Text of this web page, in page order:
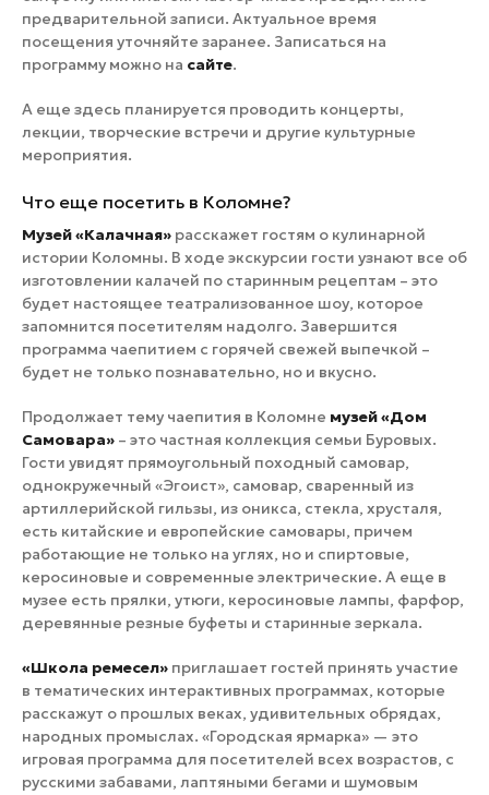
предварительной записи. Актуальное время
посещения уточняйте заранее. Записаться на
программу можно на сайте.
А еще здесь планируется проводить концерты,
лекции, творческие встречи и другие культурные
мероприятия.
Что еще посетить в Коломне?
Музей «Калачная» расскажет гостям о кулинарной
истории Коломны. В ходе экскурсии гости узнают все об
изготовлении калачей по старинным рецептам – это
будет настоящее театрализованное шоу, которое
запомнится посетителям надолго. Завершится
программа чаепитием с горячей свежей выпечкой –
будет не только познавательно, но и вкусно.
Продолжает тему чаепития в Коломне музей «Дом
Самовара» – это частная коллекция семьи Буровых.
Гости увидят прямоугольный походный самовар,
однокружечный «Эгоист», самовар, сваренный из
артиллерийской гильзы, из оникса, стекла, хрусталя,
есть китайские и европейские самовары, причем
работающие не только на углях, но и спиртовые,
керосиновые и современные электрические. А еще в
музее есть прялки, утюги, керосиновые лампы, фарфор,
деревянные резные буфеты и старинные зеркала.
«Школа ремесел» приглашает гостей принять участие
в тематических интерактивных программах, которые
расскажут о прошлых веках, удивительных обрядах,
народных промыслах. «Городская ярмарка» — это
игровая программа для посетителей всех возрастов, с
русскими забавами, лаптяными бегами и шумовым